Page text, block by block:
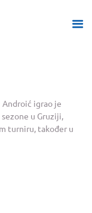
Androić igrao je
u Gruziji,
turniru, također u